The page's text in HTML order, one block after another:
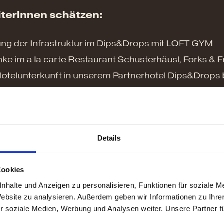
Details
und Anzeigen zu personalisieren, Funktionen für soziale
zu analysieren. Außerdem geben wir Informationen zu
soziale Medien, Werbung und Analysen weiter. Unsere Partner
schätzen:
der Infrastruktur im Dips&Drops mit LOFT GYM
im a la carte Restaurant Schusterhäusl, Forks &
in unserem Partnerhotel Dips&Drops
gratis